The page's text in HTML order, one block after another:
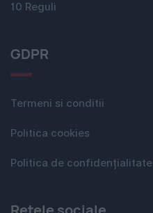
10 Reguli
GDPR
Termeni si conditii
Politica cookies
Politica de confidențialitate